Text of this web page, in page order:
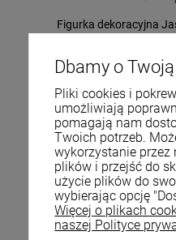
Figurka dekoracyjna
Dbamy o
Pliki cookies i
umożliwiają
pomagają nam
Twoich potrzeb.
wykorzystanie
plików i przejść do
użycie plików do
wybierając opcję
Więcej o plikach
naszej Polityce